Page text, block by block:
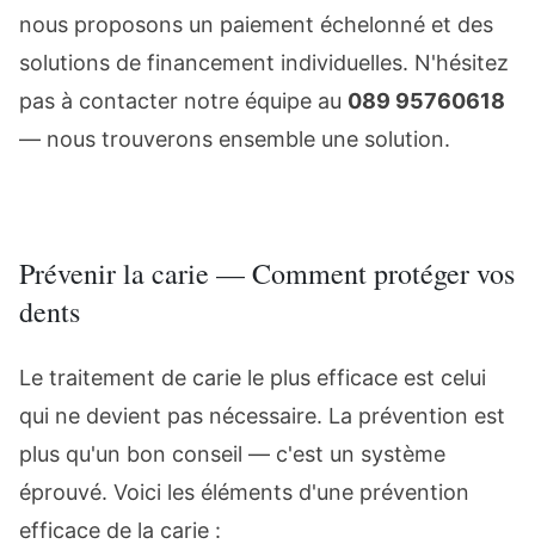
nous proposons un paiement échelonné et des
solutions de financement individuelles. N'hésitez
pas à contacter notre équipe au 089 95760618
— nous trouverons ensemble une solution.
Prévenir la carie — Comment protéger vos
dents
Le traitement de carie le plus efficace est celui
qui ne devient pas nécessaire. La prévention est
plus qu'un bon conseil — c'est un système
éprouvé. Voici les éléments d'une prévention
efficace de la carie :